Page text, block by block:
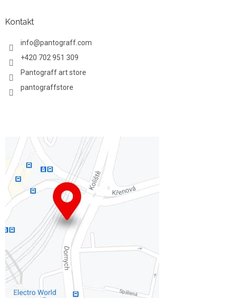
Kontakt
info@pantograff.com
+420 702 951 309
Pantograff art store
pantograffstore